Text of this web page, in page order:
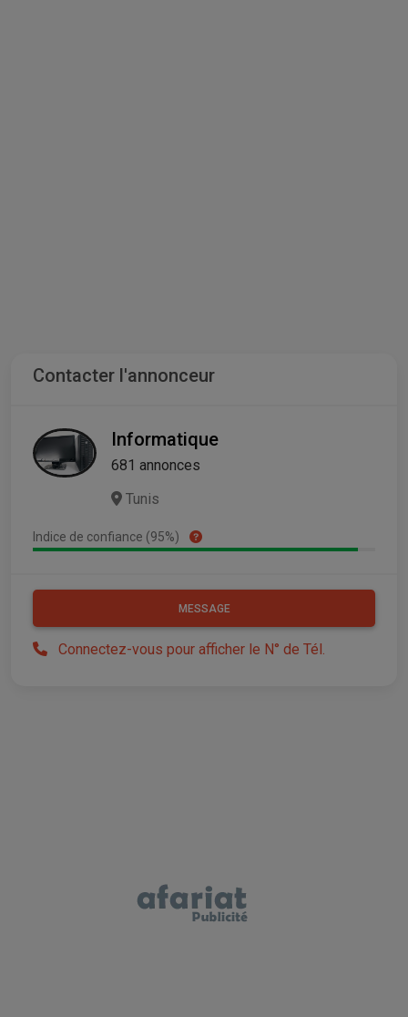
Contacter l'annonceur
Informatique
681 annonces
Tunis
Indice de confiance (95%)
MESSAGE
Connectez-vous pour afficher le N° de Tél.